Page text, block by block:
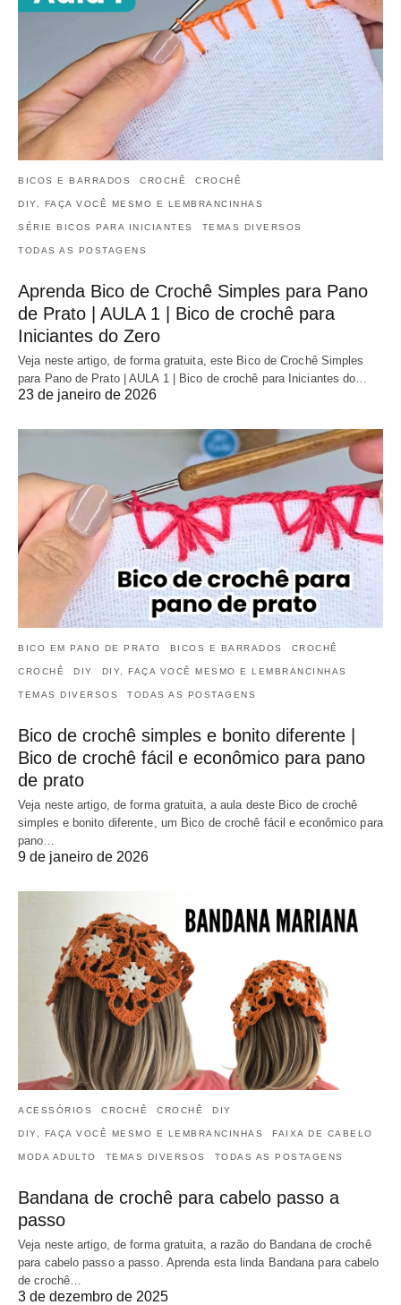
BICOS E BARRADOS CROCHÊ CROCHÊ
DIY, FAÇA VOCÊ MESMO E LEMBRANCINHAS
SÉRIE BICOS PARA INICIANTES TEMAS DIVERSOS
TODAS AS POSTAGENS
Aprenda Bico de Crochê Simples para Pano
de Prato | AULA 1 | Bico de crochê para
Iniciantes do Zero
Veja neste artigo, de forma gratuita, este Bico de Crochê Simples
para Pano de Prato | AULA 1 | Bico de crochê para Iniciantes do…
23 de janeiro de 2026
BICO EM PANO DE PRATO BICOS E BARRADOS CROCHÊ
CROCHÊ DIY DIY, FAÇA VOCÊ MESMO E LEMBRANCINHAS
TEMAS DIVERSOS TODAS AS POSTAGENS
Bico de crochê simples e bonito diferente |
Bico de crochê fácil e econômico para pano
de prato
Veja neste artigo, de forma gratuita, a aula deste Bico de crochê
simples e bonito diferente, um Bico de crochê fácil e econômico para
pano…
9 de janeiro de 2026
ACESSÓRIOS CROCHÊ CROCHÊ DIY
DIY, FAÇA VOCÊ MESMO E LEMBRANCINHAS FAIXA DE CABELO
MODA ADULTO TEMAS DIVERSOS TODAS AS POSTAGENS
Bandana de crochê para cabelo passo a
passo
Veja neste artigo, de forma gratuita, a razão do Bandana de crochê
para cabelo passo a passo. Aprenda esta linda Bandana para cabelo
de crochê…
3 de dezembro de 2025